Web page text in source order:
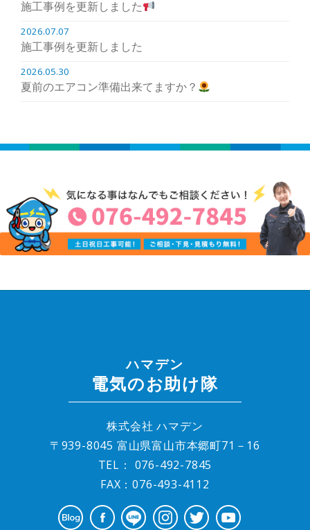
施工事例を更新しました
2026.07.07
施工事例を更新しました
2026.05.30
夏前のエアコン準備出来てますか？
ハマデン
電気のお助け隊
株式会社 ハマデン
〒939-8045 富山県富山市本郷町71－16
TEL： 076-492-7845
FAX：076-493-4112